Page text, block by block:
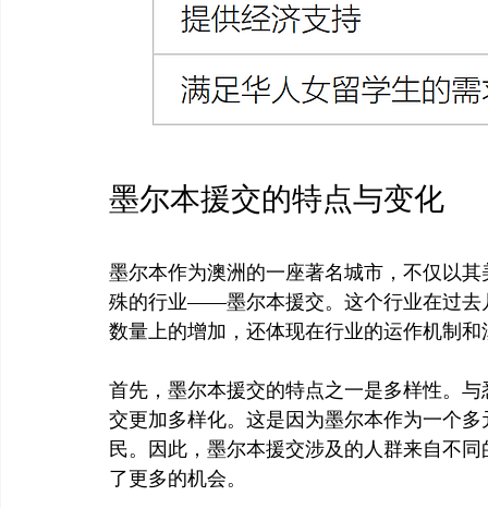
墨尔本援交的特点与变化
墨尔本作为澳洲的一座著名城市，不仅以
殊的行业——墨尔本援交。这个行业在过去
数量上的增加，还体现在行业的运作机制
首先，墨尔本援交的特点之一是多样性。
交更加多样化。这是因为墨尔本作为一个
民。因此，墨尔本援交涉及的人群来自不
了更多的机会。